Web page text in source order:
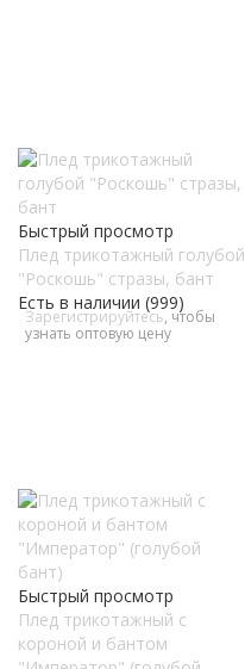
Быстрый просмотр
Плед трикотажный голубой
"Роскошь" стразы, бант
Есть в наличии (999)
Зарегистрируйтесь, чтобы
узнать оптовую цену
Быстрый просмотр
Плед трикотажный с
короной и бантом